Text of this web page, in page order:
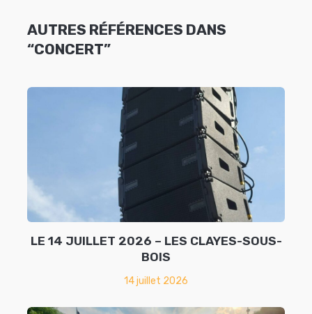
AUTRES RÉFÉRENCES DANS
“CONCERT”
LE 14 JUILLET 2026 – LES CLAYES-SOUS-
BOIS
14 juillet 2026